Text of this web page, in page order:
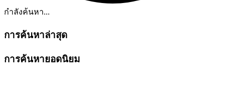
กำลังค้นหา...
การค้นหาล่าสุด
การค้นหายอดนิยม